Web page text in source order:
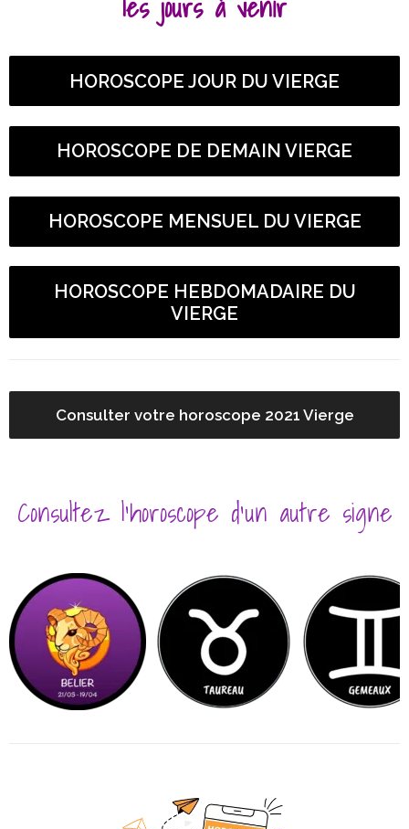
HOROSCOPE JOUR DU VIERGE
HOROSCOPE DE DEMAIN VIERGE
HOROSCOPE MENSUEL DU VIERGE
HOROSCOPE HEBDOMADAIRE DU
VIERGE
Consulter votre horoscope 2021 Vierge
Consultez l’horoscope d’un autre signe